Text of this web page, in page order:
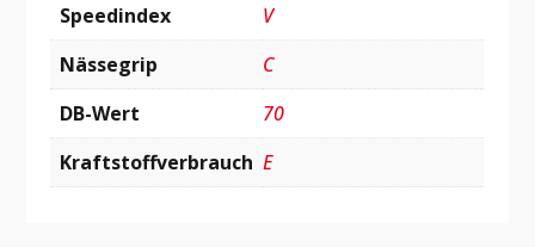
Speedindex
V
Nässegrip
C
DB-Wert
70
Kraftstoffverbrauch E